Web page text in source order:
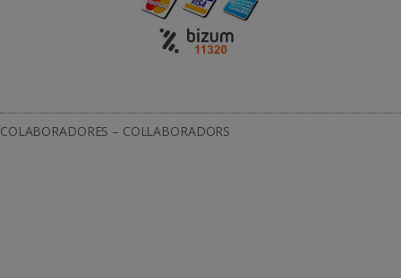
COLABORADORES – COL·LABORADORS